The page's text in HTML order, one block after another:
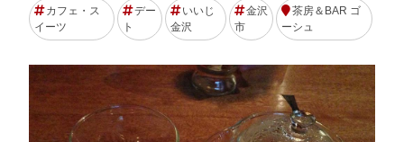
カフェ・ス
イーツ
デー
ト
いいじ
金沢
金沢
市
茶房＆BAR ゴ
ーシュ